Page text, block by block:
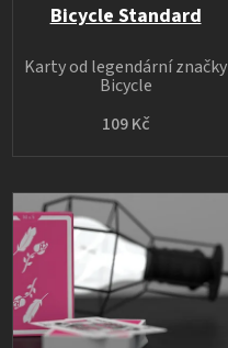
Bicycle Standard
109 Kč
Karty od legendární značky
Bicycle